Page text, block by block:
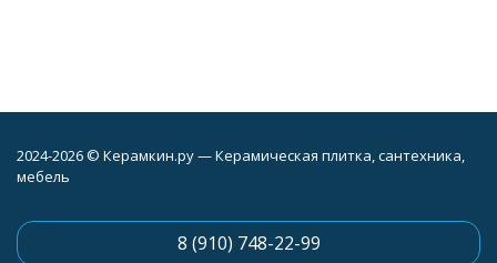
2024-2026 © Керамкин.ру — Керамическая плитка, сантехника,
мебель
8 (910) 748-22-99